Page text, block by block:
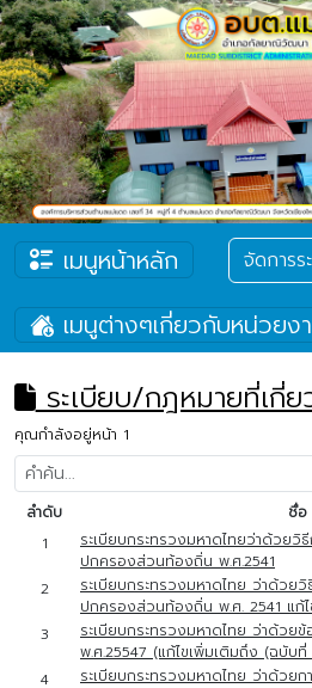
เมนูหน้าหลัก จัดการร
เมนูต่างๆเกี่ยวกับหน่วยง
ระเบียบ/กฎหมายที่เกี่ย
คุณกำลังอยู่หน้า 1
ลำดับ
ชื่อ
1
ระเบียบกระทรวงมหาดไทยว่าด้วย
ปกครองส่วนท้องถิ่น พ.ศ.2541
2
ระเบียบกระทรวงมหาดไทย ว่าด้วย
ปกครองส่วนท้องถิ่น พ.ศ. 2541 แก้
3
ระเบียบกระทรวงมหาดไทย ว่าด้วย
พ.ศ.25547 (แก้ไขเพิ่มเติมถึง (ฉบับที่
4
ระเบียบกระทรวงมหาดไทย ว่าด้วยก